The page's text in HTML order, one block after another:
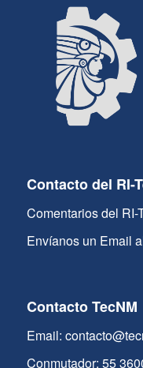
Contacto del RI-
Comentarios del RI-
Envíanos un Email
Contacto TecNM
Email:
Conmutador: 55